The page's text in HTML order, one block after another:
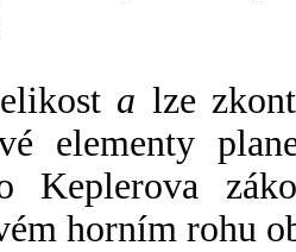
a lze
elementy
Keplerova
horním rohu